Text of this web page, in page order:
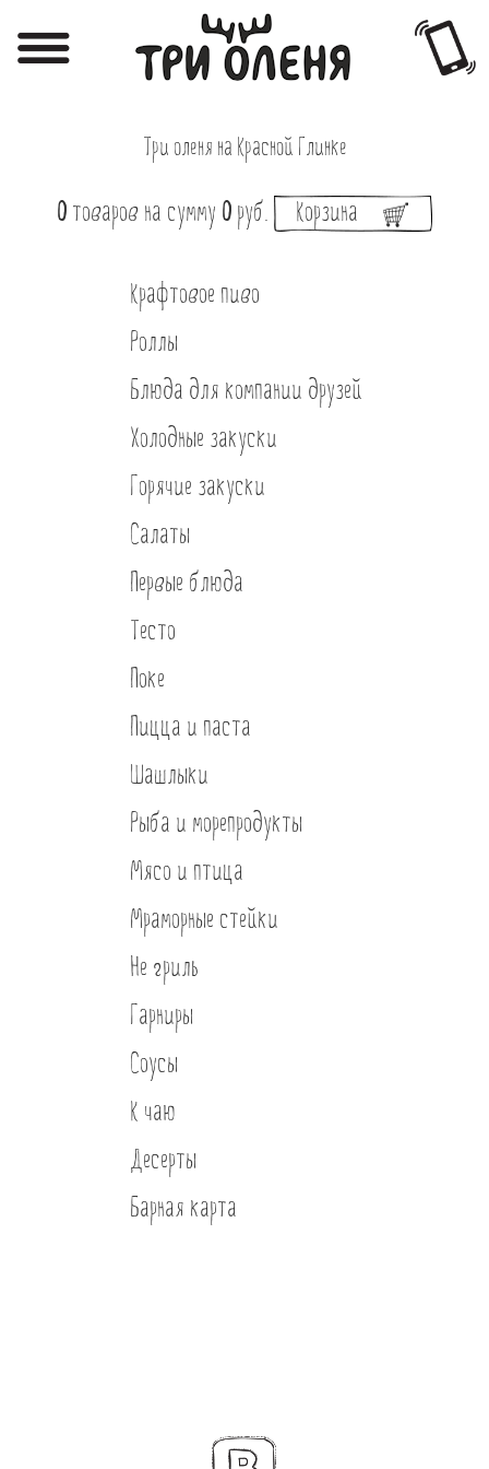
Фотоотчёты
Наши заведения
Три оленя на Красной Глинке
0 товаров на сумму 0 руб. Корзина
Крафтовое пиво
Роллы
Блюда для компании друзей
Холодные закуски
Горячие закуски
Салаты
Первые блюда
Тесто
Поке
Пицца и паста
Шашлыки
Рыба и морепродукты
Мясо и птица
Мраморные стейки
Не гриль
Гарниры
Соусы
К чаю
Десерты
Барная карта